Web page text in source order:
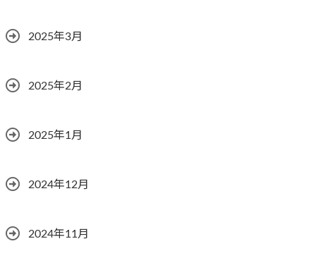
2025年3月
2025年2月
2025年1月
2024年12月
2024年11月